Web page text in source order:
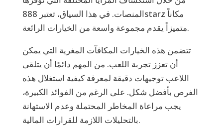
المنصات. في هذا السياق، تعتبر 888starz مكاناً
متميزاً يقدم مجموعة واسعة من الخيارات الرائعة.
تتضمن هذه الخيارات المكافآت المغرية التي يمكن
أن تعزز تجربة اللعب. من المهم دائمًا أن يتلقى
اللاعب توجيهات دقيقة لمعرفة كيفية استغلال هذه
الفرص بأفضل شكل. على الرغم من الفوائد الكبيرة،
يجب مراعاة المخاطر المحتملة وعدم الاستهانة
بالتحليلات اللازمة للقرارات المالية.